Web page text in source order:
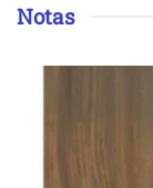
Notas